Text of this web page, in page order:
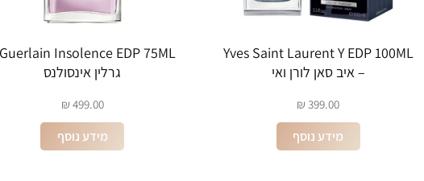
Yves Saint Laurent Y EDP 100ML
– איב סאן לורן ואי
399.00
₪
מידע נוסף
גרלין אינסולנס
499.00
₪
מידע נוסף